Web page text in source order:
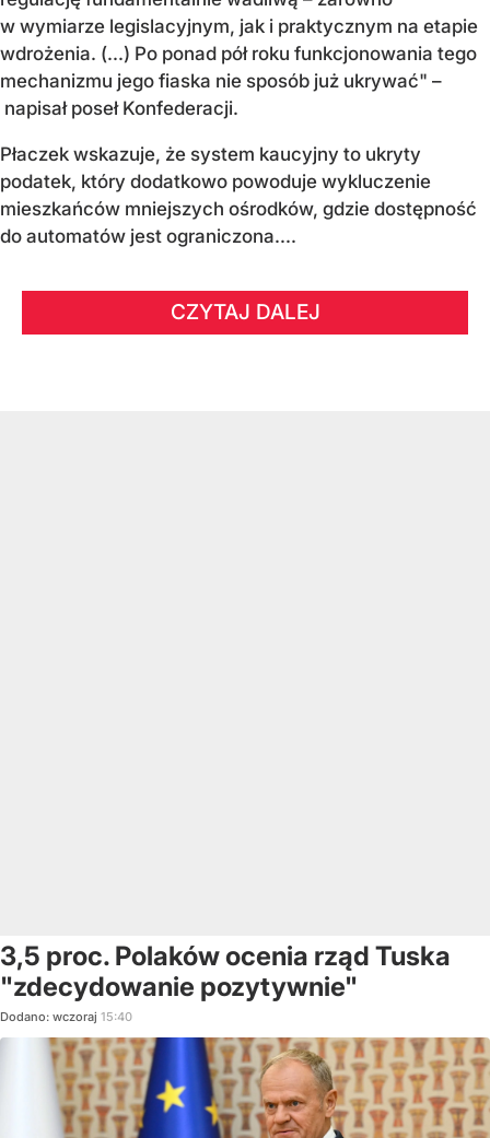
w wymiarze legislacyjnym, jak i praktycznym na etapie
wdrożenia. (...) Po ponad pół roku funkcjonowania tego
mechanizmu jego fiaska nie sposób już ukrywać" –
napisał poseł Konfederacji.
Płaczek wskazuje, że system kaucyjny to ukryty
podatek, który dodatkowo powoduje wykluczenie
mieszkańców mniejszych ośrodków, gdzie dostępność
do automatów jest ograniczona....
CZYTAJ DALEJ
3,5 proc. Polaków ocenia rząd Tuska
"zdecydowanie pozytywnie"
Dodano: wczoraj 15:40